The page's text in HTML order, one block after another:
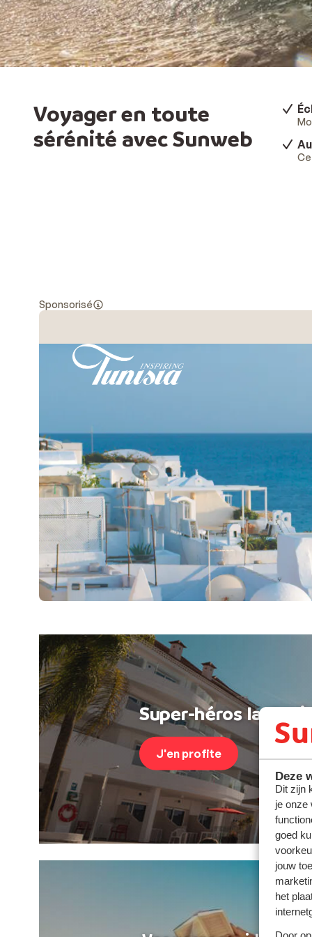
Deze
Dit zijn
je onze
goed
jouw
het
Voyager en toute
sérénité avec Sunweb
Sponsorisé
Super-héros last
J'en profite